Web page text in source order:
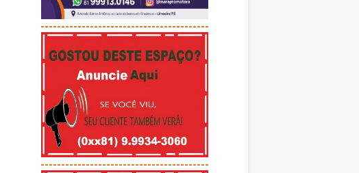
-----------------------------------------
-----------------------------------------